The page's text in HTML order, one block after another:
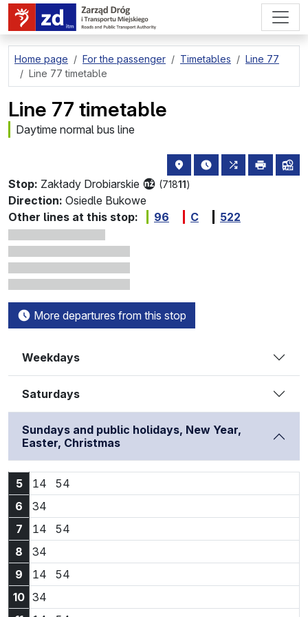
go to page content
Home page For the passenger Timetables
Line 77
Line 77 timetable
Line 77 timetable
Daytime normal bus line
Stop: Zakłady Drobiarskie (71811)
stop location on the map
the nearest
all lines
print
Direction: Osiedle Bukowe
Other lines at this stop:
96 C 522
More departures from this stop
Weekdays
Saturdays
Sundays and public holidays, New Year,
Easter, Christmas
5 14 5:14
54
6
34
7
14 7:14
54
8
34
9
14 9:14
54
10 34